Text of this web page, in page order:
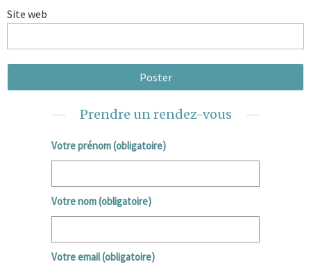
Site web
Prendre un rendez-vous
Votre prénom (obligatoire)
Votre nom (obligatoire)
Votre email (obligatoire)